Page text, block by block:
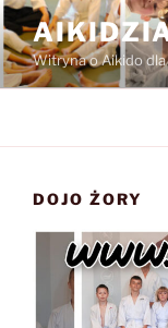
Przejdź
do
treściWitryna o Aikido
DOJO ŻORY